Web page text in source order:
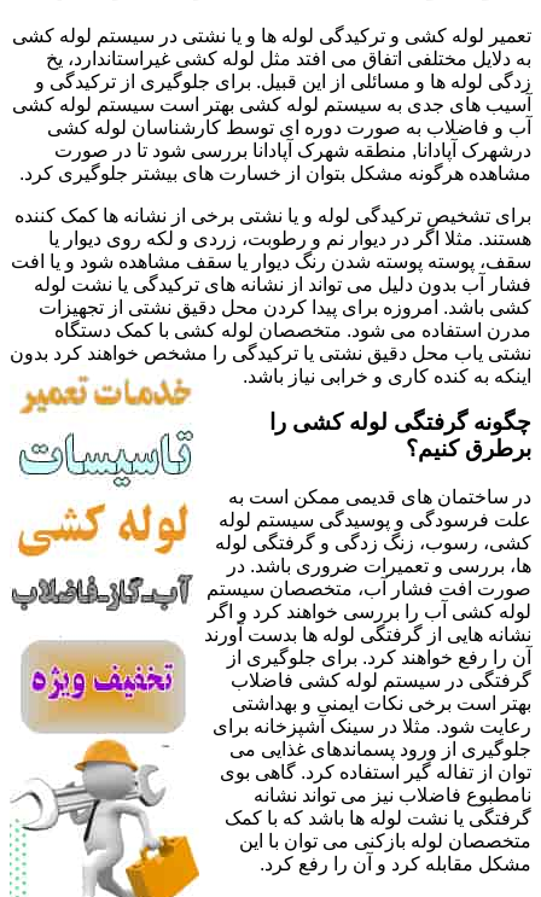
تعمیر لوله کشی و ترکیدگی لوله ها و یا نشتی در سیستم لوله کشی
به دلایل مختلفی اتفاق می افتد مثل لوله کشی غیراستاندارد، یخ
زدگی لوله ها و مسائلی از این قبیل. برای جلوگیری از ترکیدگی و
آسیب های جدی به سیستم لوله کشی بهتر است سیستم لوله کشی
آب و فاضلاب به صورت دوره ای توسط کارشناسان لوله کشی
درشهرک آپادانا, منطقه شهرک آپادانا بررسی شود تا در صورت
مشاهده هرگونه مشکل بتوان از خسارت های بیشتر جلوگیری کرد.
برای تشخیص ترکیدگی لوله و یا نشتی برخی از نشانه ها کمک کننده
هستند. مثلا اگر در دیوار نم و رطوبت، زردی و لکه روی دیوار یا
سقف، پوسته پوسته شدن رنگ دیوار یا سقف مشاهده شود و یا افت
فشار آب بدون دلیل می تواند از نشانه های ترکیدگی یا نشت لوله
کشی باشد. امروزه برای پیدا کردن محل دقیق نشتی از تجهیزات
مدرن استفاده می شود. متخصصان لوله کشی با کمک دستگاه
نشتی یاب محل دقیق نشتی یا ترکیدگی را مشخص خواهند کرد بدون
اینکه به کنده کاری و خرابی نیاز باشد.
چگونه گرفتگی لوله کشی را
برطرق کنیم؟
در ساختمان های قدیمی ممکن است به
علت فرسودگی و پوسیدگی سیستم لوله
کشی، رسوب، زنگ زدگی و گرفتگی لوله
ها، بررسی و تعمیرات ضروری باشد. در
صورت افت فشار آب، متخصصان سیستم
لوله کشی آب را بررسی خواهند کرد و اگر
نشانه هایی از گرفتگی لوله ها بدست آورند
آن را رفع خواهند کرد. برای جلوگیری از
گرفتگی در سیستم لوله کشی فاضلاب
بهتر است برخی نکات ایمنی و بهداشتی
رعایت شود. مثلا در سینک آشپزخانه برای
جلوگیری از ورود پسماندهای غذایی می
توان از تفاله گیر استفاده کرد. گاهی بوی
نامطبوع فاضلاب نیز می تواند نشانه
گرفتگی یا نشت لوله ها باشد که با کمک
متخصصان لوله بازکنی می توان با این
مشکل مقابله کرد و آن را رفع کرد.